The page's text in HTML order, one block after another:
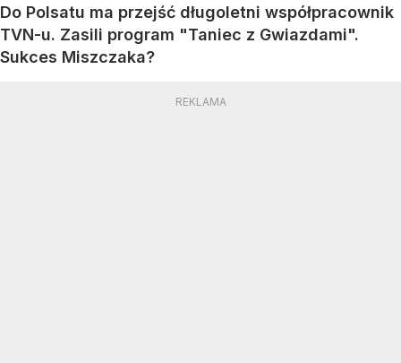
Do Polsatu ma przejść długoletni współpracownik
TVN-u. Zasili program "Taniec z Gwiazdami".
Sukces Miszczaka?